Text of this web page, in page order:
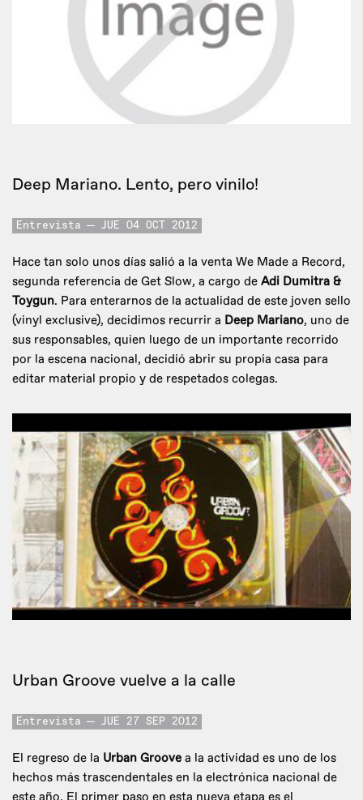
Deep Mariano. Lento, pero vinilo!
Entrevista JUE 04 OCT 2012
Hace tan solo unos días salió a la venta We Made a Record,
segunda referencia de Get Slow, a cargo de Adi Dumitra &
Toygun. Para enterarnos de la actualidad de este joven sello
(vinyl exclusive), decidimos recurrir a Deep Mariano, uno de
sus responsables, quien luego de un importante recorrido
por la escena nacional, decidió abrir su propia casa para
editar material propio y de respetados colegas.
Urban Groove vuelve a la calle
Entrevista JUE 27 SEP 2012
El regreso de la Urban Groove a la actividad es uno de los
hechos más trascendentales en la electrónica nacional de
este año. El primer paso en esta nueva etapa es el